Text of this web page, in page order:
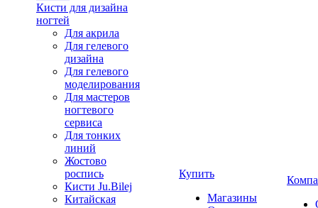
Кисти для дизайна
ногтей
Для акрила
Для гелевого
дизайна
Для гелевого
моделирования
Для мастеров
ногтевого
сервиса
Для тонких
линий
Жостово
роспись
Кисти Ju.Bilej
Китайская
Купить
Магазины